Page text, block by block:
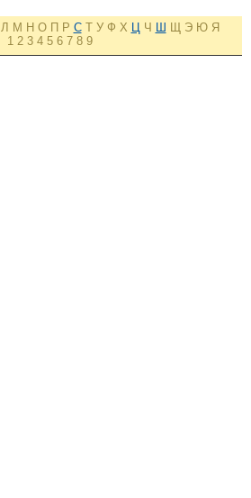
Л М Н О П Р С Т У Ф Х Ц Ч Ш Щ Э Ю Я
1 2 3 4 5 6 7 8 9